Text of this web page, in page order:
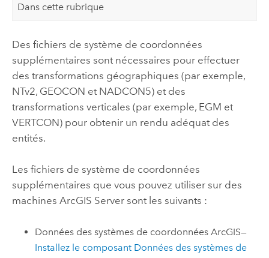
Dans cette rubrique
Des fichiers de système de coordonnées
supplémentaires sont nécessaires pour effectuer
des transformations géographiques (par exemple,
NTv2, GEOCON et NADCON5) et des
transformations verticales (par exemple, EGM et
VERTCON) pour obtenir un rendu adéquat des
entités.
Les fichiers de système de coordonnées
supplémentaires que vous pouvez utiliser sur des
machines ArcGIS Serversont les suivants :
Données des systèmes de coordonnées ArcGIS—
Installez le composant Données des systèmes de